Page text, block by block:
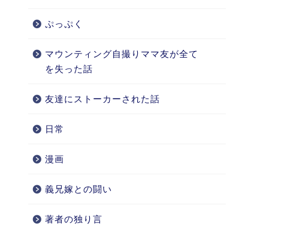
ぷっぷく
マウンティング自撮りママ友が全て
を失った話
友達にストーカーされた話
日常
漫画
義兄嫁との闘い
著者の独り言